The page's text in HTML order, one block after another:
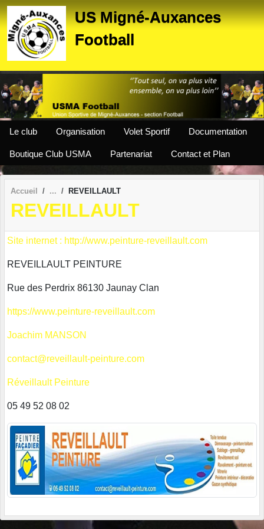
US Migné-Auxances
Football
Le club Organisation Volet Sportif Documentation
Boutique Club USMA Partenariat Contact et Plan
Accueil REVEILLAULT
REVEILLAULT
Site internet : http://www.peinture-reveillault.com
REVEILLAULT PEINTURE
Rue des Perdrix 86130 Jaunay Clan
https://www.peinture-reveillault.com
Joachim MANSON
contact@reveillault-peinture.com
Réveillault Peinture
05 49 52 08 02
Panneau de gestion des cookies